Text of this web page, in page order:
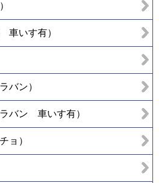
車いす有）
バン）
バン 車いす有）
ョ）